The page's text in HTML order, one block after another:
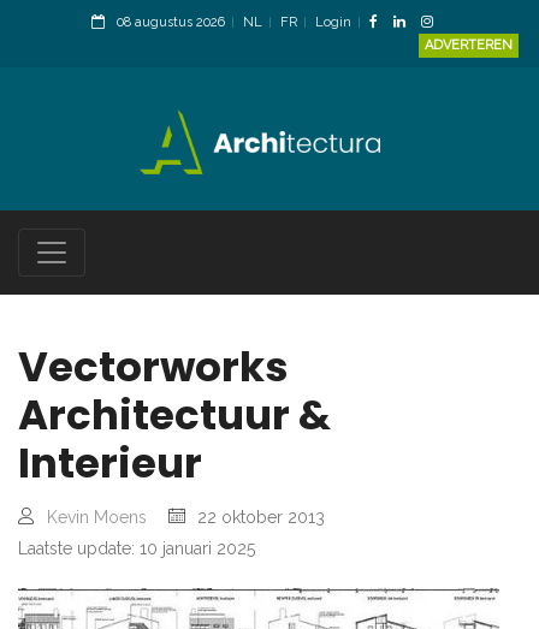
08 augustus 2026 NL FR
Login
ADVERTEREN
Vectorworks
Architectuur &
Interieur
Kevin Moens
22 oktober 2013
Laatste update: 10 januari 2025